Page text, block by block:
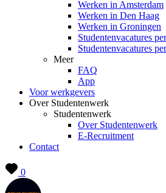
Werken in Amsterdam
Werken in Den Haag
Werken in Groningen
Studentenvacatures
Studentenvacatures
Meer
FAQ
App
Voor werkgevers
Over Studentenwerk
Studentenwerk
Over Studentenwerk
E-Recruitment
Contact
0